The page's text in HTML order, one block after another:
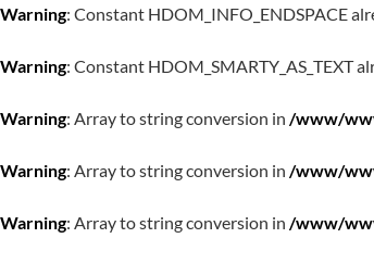
Warning: Constant HDOM_INFO_ENDSPACE
Warning: Constant HDOM_SMARTY_AS_TEXT
Warning: Array to string conversion in /www/
Warning: Array to string conversion in /www/
Warning: Array to string conversion in /www/